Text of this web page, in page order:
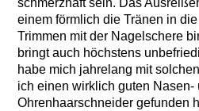
einem förmlich die Tränen in
Trimmen mit der Nagelschere
bringt auch höchstens
habe mich jahrelang mit
ich einen wirklich guten Nasen-
Ohrenhaarschneider gefunden